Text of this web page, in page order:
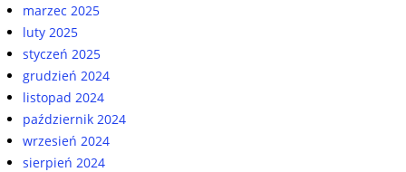
marzec 2025
luty 2025
styczeń 2025
grudzień 2024
listopad 2024
październik 2024
wrzesień 2024
sierpień 2024